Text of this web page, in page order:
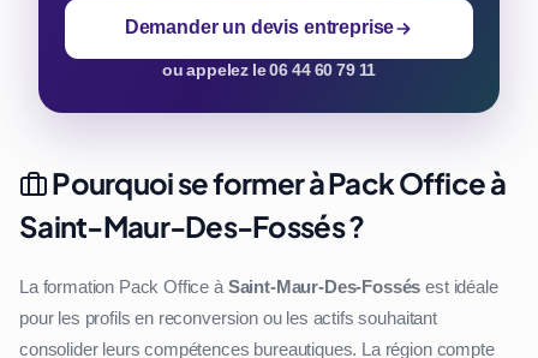
Demander un devis entreprise
ou appelez le 06 44 60 79 11
Pourquoi se former à Pack Office à
Saint-Maur-Des-Fossés ?
La formation Pack Office àSaint-Maur-Des-Fossés est idéale
pour les profils en reconversion ou les actifs souhaitant
consolider leurs compétences bureautiques. La région compte